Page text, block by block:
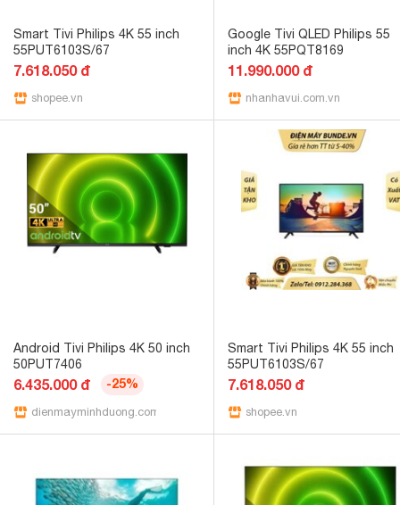
Smart Tivi Philips 4K 55 inch
55PUT6103S/67
7.618.050 đ
shopee.vn
Google Tivi QLED Philips 55
inch 4K 55PQT8169
11.990.000 đ
nhanhavui.com.vn
Android Tivi Philips 4K 50 inch
50PUT7406
6.435.000 đ -25%
dienmayminhduong.com
Smart Tivi Philips 4K 55 inch
55PUT6103S/67
7.618.050 đ
shopee.vn